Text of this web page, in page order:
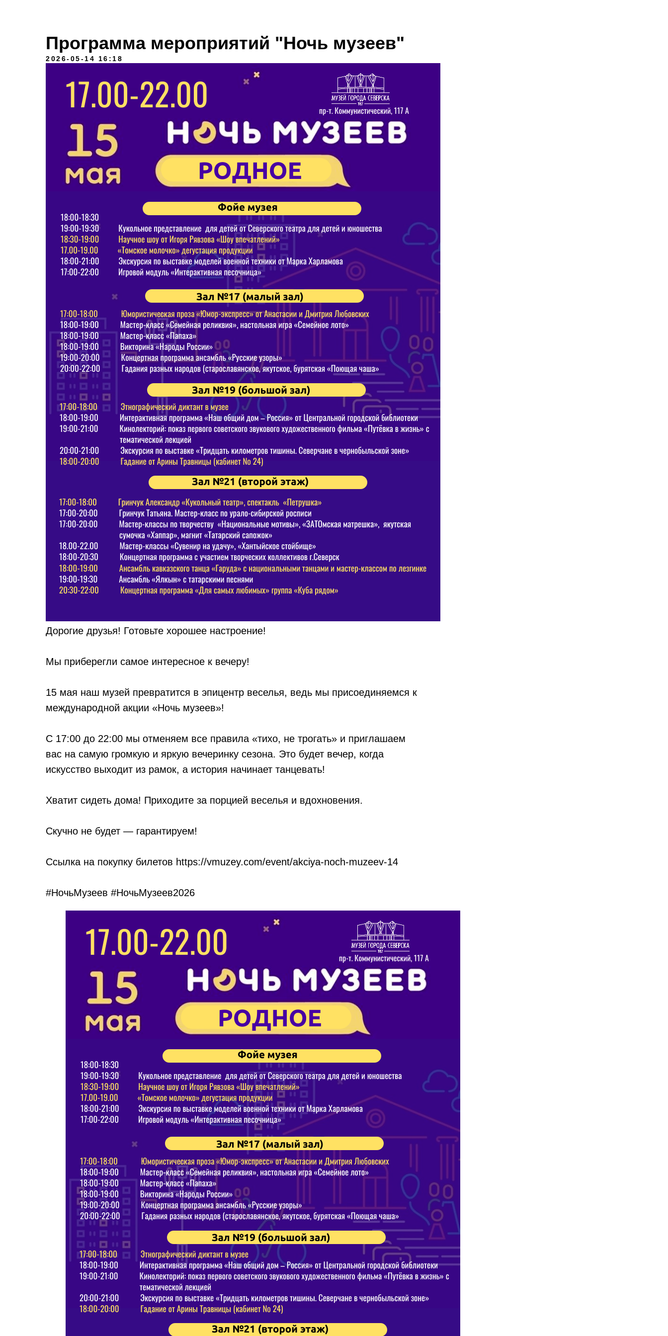
Программа мероприятий "Ночь музеев"
2026-05-14 16:18
Дорогие друзья! Готовьте хорошее настроение!
Мы приберегли самое интересное к вечеру!
15 мая наш музей превратится в эпицентр веселья, ведь мы присоединяемся к
международной акции «Ночь музеев»!
С 17:00 до 22:00 мы отменяем все правила «тихо, не трогать» и приглашаем
вас на самую громкую и яркую вечеринку сезона. Это будет вечер, когда
искусство выходит из рамок, а история начинает танцевать!
Хватит сидеть дома! Приходите за порцией веселья и вдохновения.
Скучно не будет — гарантируем!
Ссылка на покупку билетов https://vmuzey.com/event/akciya-noch-muzeev-14
#НочьМузеев #НочьМузеев2026